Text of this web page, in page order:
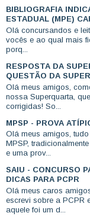
BIBLIOGRAFIA
ESTADUAL (MPE)
Olá concursandos e
vocês e ao qual mais
porq...
RESPOSTA DA
QUESTÃO DA
Olá meus amigos,
nossa Superquarta,
corrigidas! So...
MPSP - PROVA
Olá meus amigos,
MPSP,
e uma prov...
SAIU - CONCURSO
DICAS PARA PCPR
Olá meus caros
escrevi sobre a PCPR
aquele foi um d...